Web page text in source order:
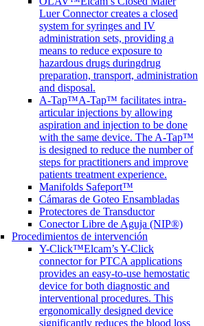
Luer Connector creates a closed
system for syringes and IV
administration sets, providing a
means to reduce exposure to
hazardous drugs duringdrug
preparation, transport, administration
and disposal.
A-Tap™A-Tap™ facilitates intra-
articular injections by allowing
aspiration and injection to be done
with the same device. The A-Tap™
is designed to reduce the number of
steps for practitioners and improve
patients treatment experience.
Manifolds Safeport™
Cámaras de Goteo Ensambladas
Protectores de Transductor
Conector Libre de Aguja (NIP®)
Procedimientos de intervención
Y-Click™Elcam’s Y-Click
connector for PTCA applications
provides an easy-to-use hemostatic
device for both diagnostic and
interventional procedures. This
ergonomically designed device
significantly reduces the blood loss